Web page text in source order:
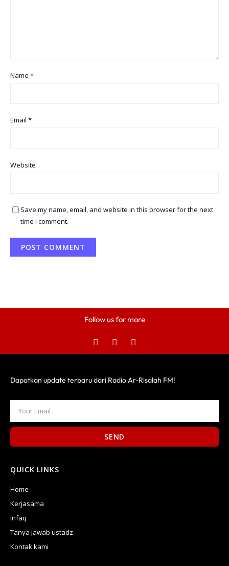
Name *
Email *
Website
Save my name, email, and website in this browser for the next
time I comment.
Follow us for more
QUICK LINKS
Home
Kerjasama
Infaq
Tanya jawab ustadz
Kontak kami
Dapatkan update terbaru dari Radio Ar-Risalah FM!
SEND